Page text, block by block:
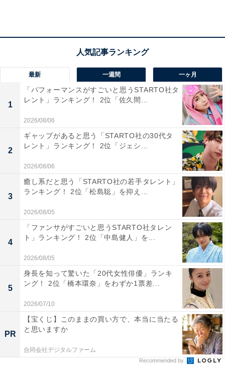
第2位：本町（Osaka Metro御堂筋線など）
商品販売と仕入のファッションの情報発信基地として数
多くの店が軒を連ねる巨大問屋街「船場」の最寄り駅で
す。商業地として利用されてきた歴史がありますが、近
年はタワーマンションの分譲が本格化し、宅地としても
注目が集まっているエリアです。直近でも300戸超、500
戸超クラスの大規模タワーマンションの分譲が継続して
いることも、順位に影響したようです。3位「堺筋本
町」とは隣同士で徒歩5分ほどの場所にあります。
最新 一週間 一ヶ月
1
「パフォーマンスがすごいと思うSTARTO社タ
レント」ランキング！ 2位「佐久間...
2026/08/06
2
ギャップがあると思う「STARTO社の30代タ
レント」ランキング！ 2位「ジェシ...
2026/08/06
3
癒し系だと思う「STARTO社の若手タレント」
ランキング！ 2位「松島聡」を抑え...
2026/08/05
4
「ファンサがすごいと思うSTARTO社タレン
ト」ランキング！ 2位「中島健人」を...
2026/08/05
5
身長を知って驚いた「20代女性俳優」ランキ
ング！ 2位「橋本環奈」をわずか1票差...
2026/07/10
PR
【宝くじ】このままの買い方で、本当に当たる
と思いますか
合同会社デジタルファーム
Recommended by